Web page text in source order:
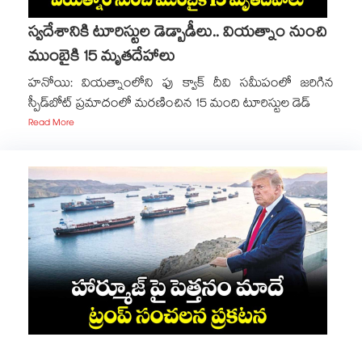
స్వదేశానికి టూరిస్టుల డెడ్బాడీలు.. వియత్నాం నుంచి
ముంబైకి 15 మృతదేహాలు
హనోయి: వియత్నాంలోని ఫు క్వాక్ దీవి సమీపంలో జరిగిన
స్పీడ్‌‌‌‌‌‌‌‌బోట్ ప్రమాదంలో మరణించిన 15 మంది టూరిస్టుల డెడ్
Read More